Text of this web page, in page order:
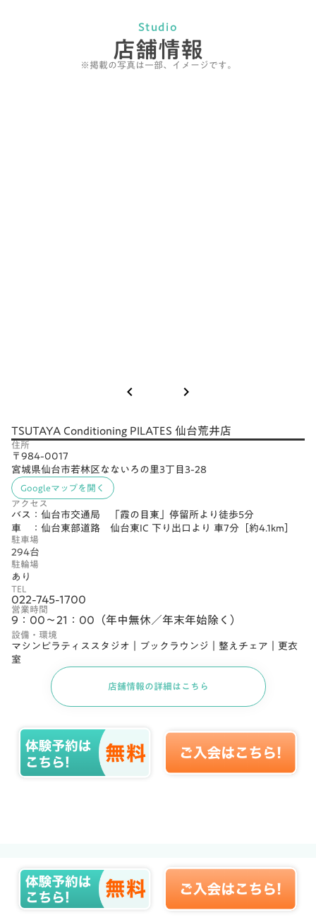
Studio
店舗情報
※掲載の写真は一部、イメージです。
keyboard_arrow_left keyboard_arrow_right
TSUTAYA Conditioning PILATES 仙台荒井店
住所
〒984-0017
宮城県仙台市若林区なないろの里3丁目3-28
Googleマップを開く
アクセス
バス：仙台市交通局 「霞の目東」停留所より徒歩5分
車 ：仙台東部道路 仙台東IC 下り出口より 車7分［約4.1km］
駐車場
294台
駐輪場
あり
TEL
022-745-1700
営業時間
9：00～21：00（年中無休／年末年始除く）
設備・環境
マシンピラティススタジオ｜ブックラウンジ｜整えチェア｜更衣
室
店舗情報の詳細はこちら
FAQ